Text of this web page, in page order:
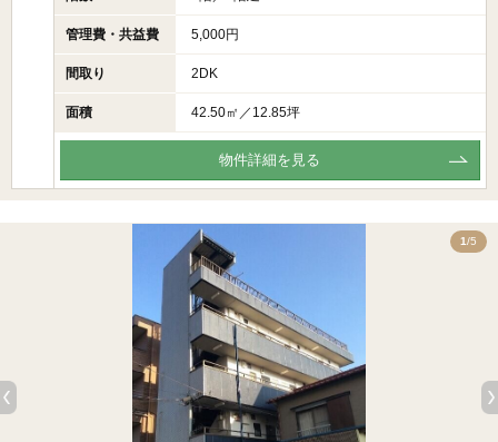
管理費・共益費 5,000円
間取り 2DK
面積 42.50㎡／12.85坪
物件詳細を見る
1/5